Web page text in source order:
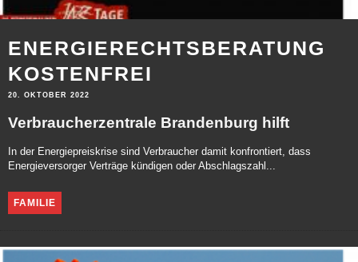
ENERGIERECHTSBERATUNG
KOSTENFREI
20. OKTOBER 2022
Verbraucherzentrale Brandenburg hilft
In der Energiepreiskrise sind Verbraucher damit konfrontiert, dass
Energieversorger Verträge kündigen oder Abschlagszahl...
FAMILIE